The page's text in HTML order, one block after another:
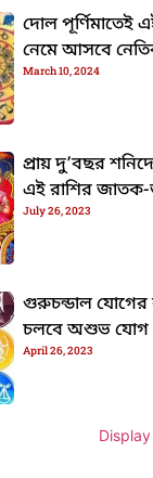
দোল পূর্ণিমাতেই
নেমে আসবে
March 10, 2024
প্রায় দু’বছর
এই রাশির
July 26, 2023
গুরুচন্ডাল যোগের
চলবে অশুভ যোগ
April 26, 2023